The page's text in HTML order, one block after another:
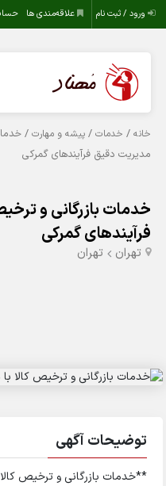
ورود / ثبت نام علاقه‌مندی ها
خانه / خدمات /پیشه و مهارت /
مدیریت دقیق فرآیندهای گمرکی
خدمات بازرگانی و
فرآیندهای گمرکی
تهران تهران
توضیحات آگهی
**خدمات بازرگانی و ترخیص